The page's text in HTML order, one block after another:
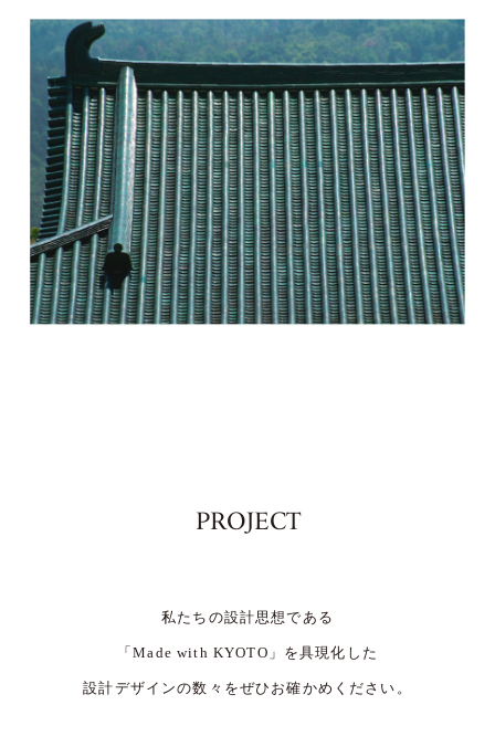
PROJECT
私たちの設計思想である
「Made with KYOTO」を具現化した
設計デザインの数々をぜひお確かめください。